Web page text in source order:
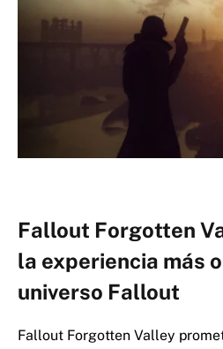
Fallout Forgotten
la experiencia más
universo Fallout
Fallout Forgotten Valley